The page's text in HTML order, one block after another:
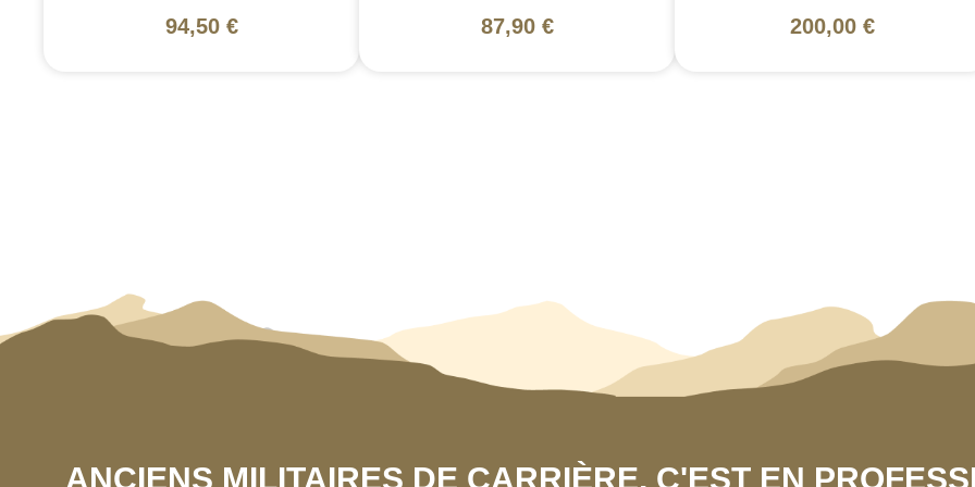
94,50 € 87,90 € 200,00 €
ANCIENS MILITAIRES DE CARRIÈRE, C'EST EN